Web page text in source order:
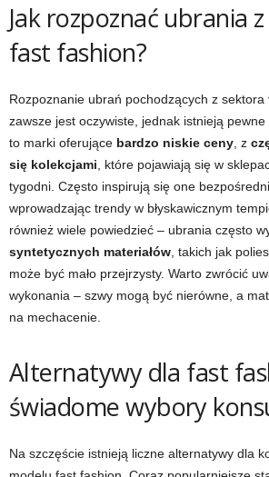
Jak rozpoznać ubrania
fast fashion?
Rozpoznanie ubrań pochodzących z sektora
zawsze jest oczywiste, jednak istnieją pewne
to marki oferujące bardzo niskie ceny , z
się kolekcjami , które pojawiają się w
tygodni. Często inspirują się one
wprowadzając trendy w błyskawicznym
również wiele powiedzieć – ubrania często
syntetycznych materiałów , takich jak
może być mało przejrzysty. Warto zwrócić
wykonania – szwy mogą być nierówne, a
na mechacenie.
Alternatywy dla fast
świadome wybory
Na szczęście istnieją liczne alternatywy dla